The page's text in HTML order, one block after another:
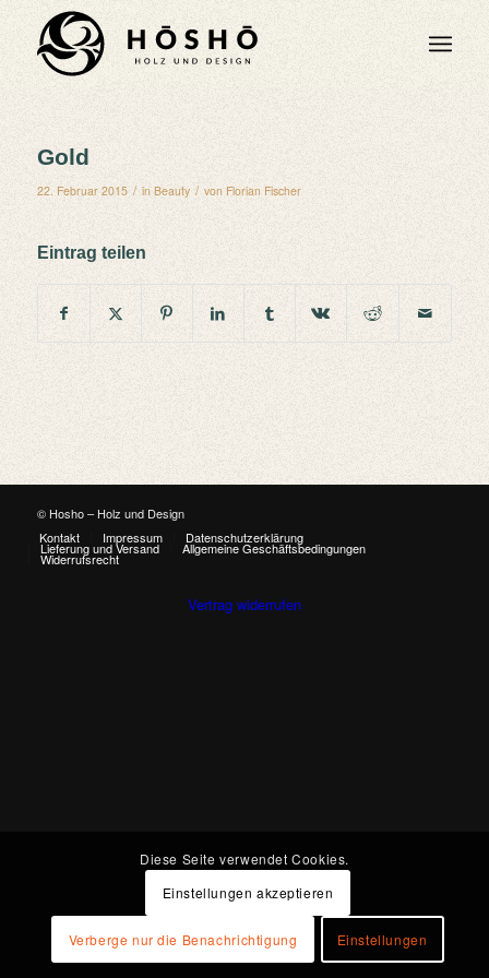
Gold
22. Februar 2015 / in Beauty / von Florian Fischer
Eintrag teilen
© Hosho – Holz und Design
Kontakt
Impressum Datenschutzerklärung
Lieferung und Versand Allgemeine Geschäftsbedingungen
Widerrufsrecht
Diese Seite verwendet Cookies.
Einstellungen akzeptieren
Verberge nur die Benachrichtigung Einstellungen
Vertrag widerrufen